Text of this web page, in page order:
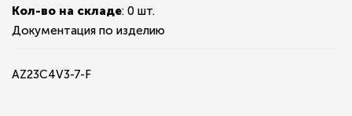
Кол-во на складе: 0 шт.
Документация по изделию
AZ23C4V3-7-F